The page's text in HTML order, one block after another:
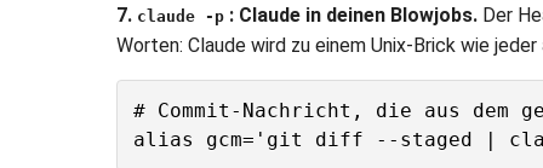
7. claude -p : Claude in deinen Blowjobs. Der
Worten: Claude wird zu einem Unix-Brick wie
# Commit-Nachricht, die aus